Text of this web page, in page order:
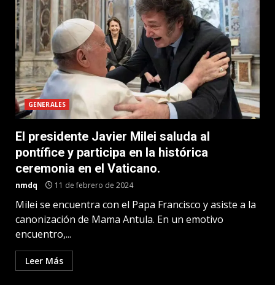
GENERALES
El presidente Javier Milei saluda al
pontífice y participa en la histórica
ceremonia en el Vaticano.
nmdq 11 de febrero de 2024
Milei se encuentra con el Papa Francisco y asiste a la
canonización de Mama Antula. En un emotivo
encuentro,...
Leer Más